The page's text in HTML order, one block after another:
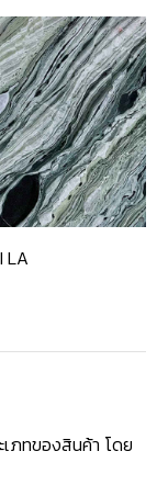
LA
ภทของสินค้า โดย